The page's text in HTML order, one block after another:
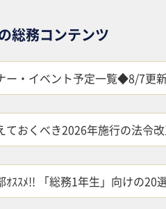
総務コンテンツ
ー・イベント予定一覧◆8/7更
ておくべき2026年施行の法令
ｵｽｽﾒ!! 「総務1年生」向けの20